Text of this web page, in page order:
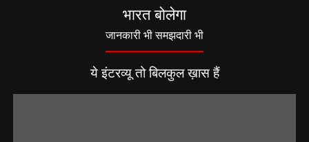
भारत बोलेगा
जानकारी भी समझदारी भी
ये इंटरव्यू तो बिलकुल ख़ास हैं